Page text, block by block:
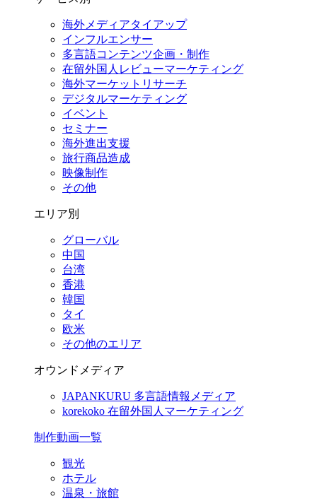
海外メディアタイアップ
インフルエンサー
多言語コンテンツ企画・制作
在留外国⼈レビューマーケティング
海外マーケットリサーチ
デジタルマーケティング
イベント
セミナー
海外進出支援
旅行商品造成
映像制作
その他
エリア別
グローバル
中国
台湾
香港
韓国
タイ
欧米
その他のエリア
オウンドメディア
JAPANKURU 多言語情報メディア
korekoko 在留外国人マーケティング
制作動画一覧
観光
ホテル
温泉・旅館